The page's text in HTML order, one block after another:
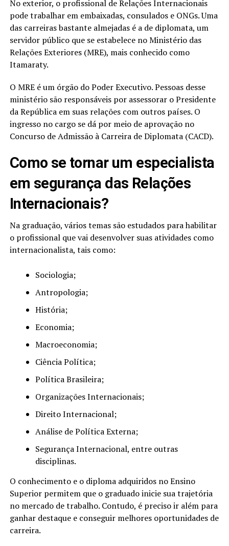
No exterior, o profissional de Relações Internacionais
pode trabalhar em embaixadas, consulados e ONGs. Uma
das carreiras bastante almejadas é a de diplomata, um
servidor público que se estabelece no Ministério das
Relações Exteriores (MRE), mais conhecido como
Itamaraty.
O MRE é um órgão do Poder Executivo. Pessoas desse
ministério são responsáveis por assessorar o Presidente
da República em suas relações com outros países. O
ingresso no cargo se dá por meio de aprovação no
Concurso de Admissão à Carreira de Diplomata (CACD).
Como se tornar um especialista
em segurança das Relações
Internacionais?
Na graduação, vários temas são estudados para habilitar
o profissional que vai desenvolver suas atividades como
internacionalista, tais como:
Sociologia;
Antropologia;
História;
Economia;
Macroeconomia;
Ciência Política;
Política Brasileira;
Organizações Internacionais;
Direito Internacional;
Análise de Política Externa;
Segurança Internacional, entre outras
disciplinas.
O conhecimento e o diploma adquiridos no Ensino
Superior permitem que o graduado inicie sua trajetória
no mercado de trabalho. Contudo, é preciso ir além para
ganhar destaque e conseguir melhores oportunidades de
carreira.